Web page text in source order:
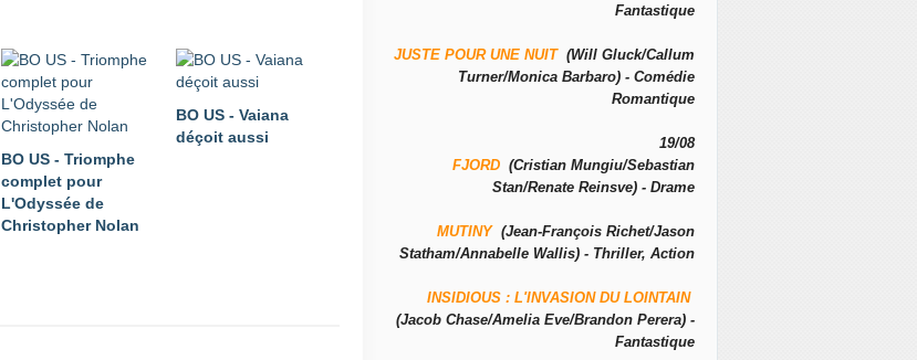
BO US - Triomphe
complet pour
L'Odyssée de
Christopher Nolan
BO US - Vaiana
déçoit aussi
Fantastique
JUSTE POUR UNE NUIT(Will Gluck/Callum
Turner/Monica Barbaro) - Comédie
Romantique
19/08
FJORD (Cristian Mungiu/Sebastian
Stan/Renate Reinsve) - Drame
MUTINY(Jean-François Richet/Jason
Statham/Annabelle Wallis) - Thriller, Action
INSIDIOUS : L'INVASION DU LOINTAIN
(Jacob Chase/Amelia Eve/Brandon Perera) -
Fantastique